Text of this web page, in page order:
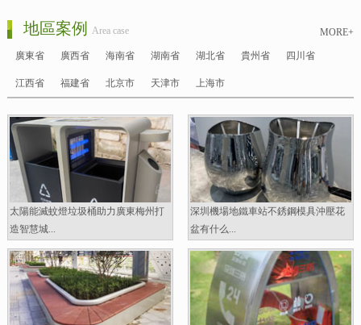
MORE+
地區案例 Area case
廣東省 廣西省 海南省 湖南省 湖北省 貴州省 四川省
江西省 福建省 北京市 天津市 上海市
太陽能滅蚊燈垃圾桶助力廣東梅州打
造智慧城...
深圳機場地鐵車站不銹鋼模具沖壓花
盆有什么...